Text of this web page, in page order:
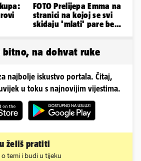
FOTO Prelijepa Emma na
stranici na kojoj se svi
skidaju 'mlati' pare bez
bitno, na dohvat ruke
najbolje iskustvo portala. Čitaj,
u toku s najnovijim vijestima.
želiš pratiti
temi i budi u tijeku